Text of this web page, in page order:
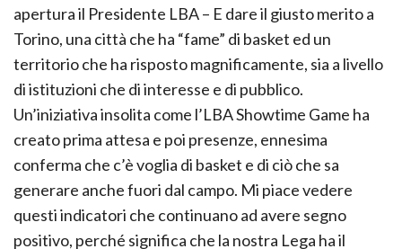
apertura il Presidente LBA – E dare il giusto merito a
Torino, una città che ha “fame” di basket ed un
territorio che ha risposto magnificamente, sia a livello
di istituzioni che di interesse e di pubblico.
Un’iniziativa insolita come l’LBA Showtime Game ha
creato prima attesa e poi presenze, ennesima
conferma che c’è voglia di basket e di ciò che sa
generare anche fuori dal campo. Mi piace vedere
questi indicatori che continuano ad avere segno
positivo, perché significa che la nostra Lega ha il